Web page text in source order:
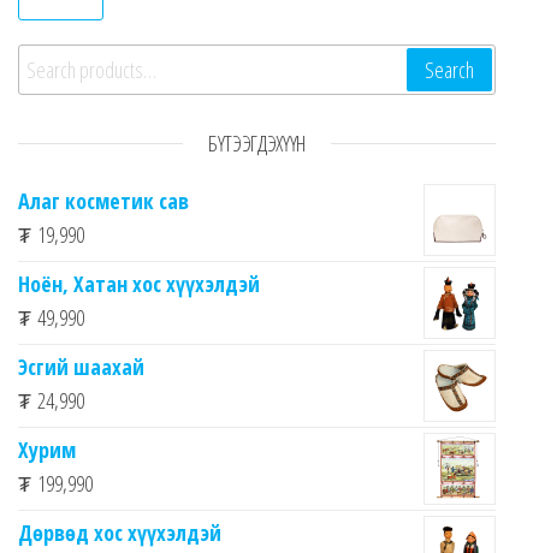
Search for: Search
БҮТЭЭГДЭХҮҮН
Алаг косметик сав
₮ 19,990
Ноён, Хатан хос хүүхэлдэй
₮ 49,990
Эсгий шаахай
₮ 24,990
Хурим
₮ 199,990
Дөрвөд хос хүүхэлдэй